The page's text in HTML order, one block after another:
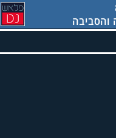
והסביבה